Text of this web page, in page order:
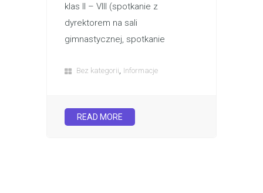
klas II – VIII (spotkanie z
dyrektorem na sali
gimnastycznej, spotkanie
Bez kategorii, Informacje
READ MORE